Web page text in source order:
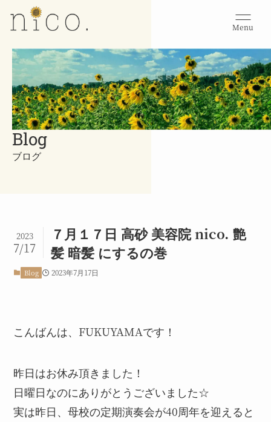
Menu
Blog
ブログ
７月１７日 高砂 美容院 nico. 艶
髪 暗髪 にするの巻
2023
7/17
Blog 2023年7月17日
こんばんは、FUKUYAMAです！
昨日はお休み頂きました！
日曜日なのにありがとうございました☆
実は昨日、母校の定期演奏会が40周年を迎えると